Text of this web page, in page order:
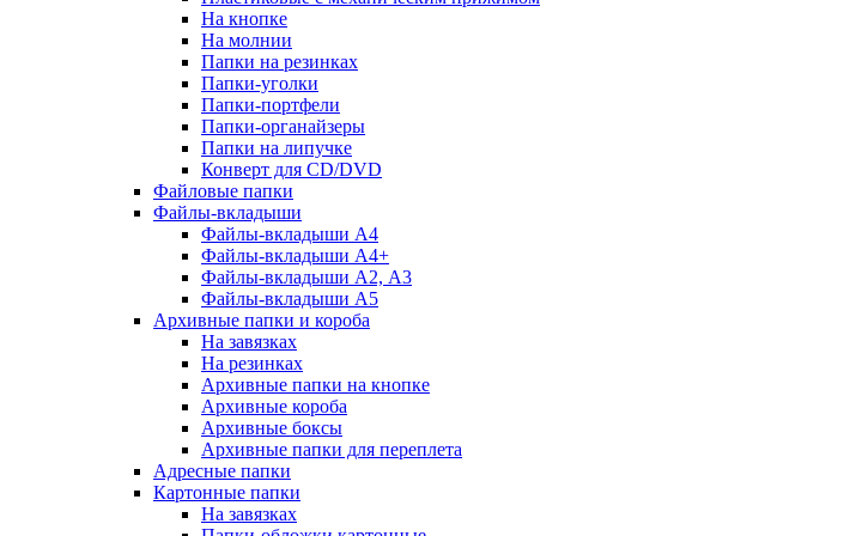
На кнопке
На молнии
Папки на резинках
Папки-уголки
Папки-портфели
Папки-органайзеры
Папки на липучке
Конверт для CD/DVD
Файловые папки
Файлы-вкладыши
Файлы-вкладыши А4
Файлы-вкладыши А4+
Файлы-вкладыши А2, А3
Файлы-вкладыши А5
Архивные папки и короба
На завязках
На резинках
Архивные папки на кнопке
Архивные короба
Архивные боксы
Архивные папки для переплета
Адресные папки
Картонные папки
На завязках